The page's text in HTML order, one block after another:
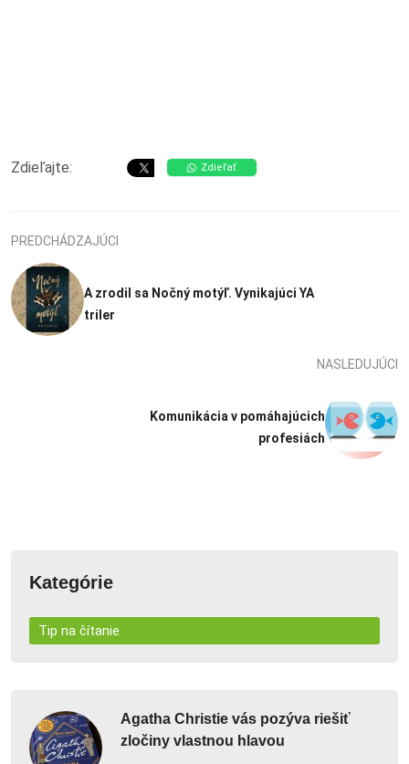
Zdieľajte: Zdieľať
PREDCHÁDZAJÚCI
A zrodil sa Nočný motýľ. Vynikajúci YA
triler
NASLEDUJÚCI
Komunikácia v pomáhajúcich
profesiách
Kategórie
Tip na čítanie
Agatha Christie vás pozýva riešiť
zločiny vlastnou hlavou